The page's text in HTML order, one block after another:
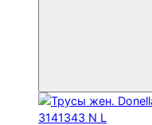
3141343 N L